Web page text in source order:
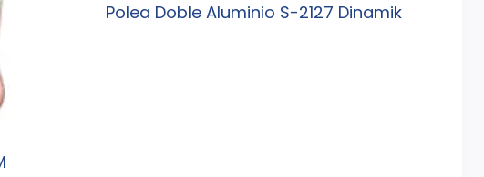
Polea Doble Aluminio S-2127 Dinamik